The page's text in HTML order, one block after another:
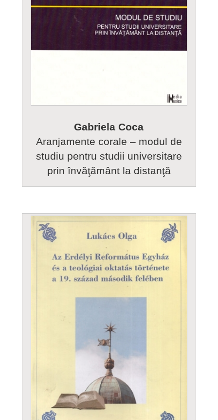
Gabriela Coca
Aranjamente corale – modul de
studiu pentru studii universitare
prin învăţământ la distanţă